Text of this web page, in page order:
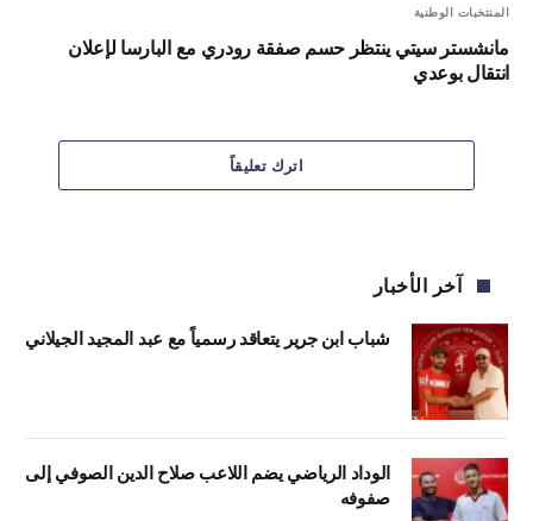
المنتخبات الوطنية
مانشستر سيتي ينتظر حسم صفقة رودري مع البارسا لإعلان
انتقال بوعدي
اترك تعليقاً
آخر الأخبار
شباب ابن جرير يتعاقد رسمياً مع عبد المجيد الجيلاني
الوداد الرياضي يضم اللاعب صلاح الدين الصوفي إلى
صفوفه